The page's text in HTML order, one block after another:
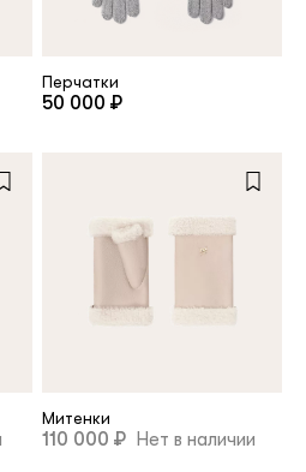
Перчатки
50 000 ₽
Митенки
110 000 ₽ Нет в наличии